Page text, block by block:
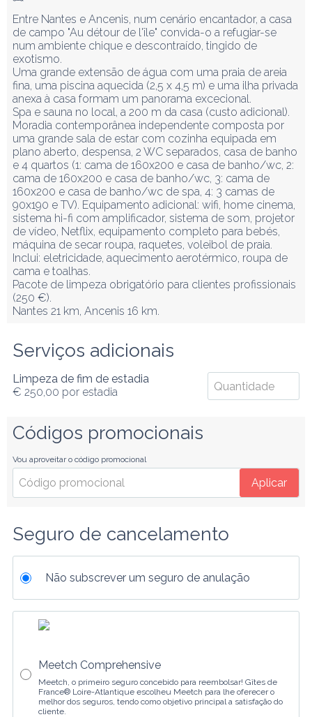
Entre Nantes e Ancenis, num cenário encantador, a casa
de campo "Au détour de l'île" convida-o a refugiar-se
num ambiente chique e descontraído, tingido de
exotismo.
Uma grande extensão de água com uma praia de areia
fina, uma piscina aquecida (2,5 x 4,5 m) e uma ilha privada
anexa à casa formam um panorama excecional.
Spa e sauna no local, a 200 m da casa (custo adicional).
Moradia contemporânea independente composta por
uma grande sala de estar com cozinha equipada em
plano aberto, despensa, 2 WC separados, casa de banho
e 4 quartos (1: cama de 160x200 e casa de banho/wc, 2:
cama de 160x200 e casa de banho/wc, 3: cama de
160x200 e casa de banho/wc de spa, 4: 3 camas de
90x190 e TV). Equipamento adicional: wifi, home cinema,
sistema hi-fi com amplificador, sistema de som, projetor
de vídeo, Netflix, equipamento completo para bebés,
máquina de secar roupa, raquetes, voleibol de praia.
Inclui: eletricidade, aquecimento aerotérmico, roupa de
cama e toalhas.
Pacote de limpeza obrigatório para clientes profissionais
(250 €).
Nantes 21 km, Ancenis 16 km.
Serviços adicionais
Limpeza de fim de estadia
€ 250,00 por estadia
Códigos promocionais
Vou aproveitar o código promocional
Aplicar
Seguro de cancelamento
Não subscrever um seguro de anulação
Meetch Comprehensive
Meetch, o primeiro seguro concebido para reembolsar! Gîtes de
France® Loire-Atlantique escolheu Meetch para lhe oferecer o
melhor dos seguros, tendo como objetivo principal a satisfação do
cliente.